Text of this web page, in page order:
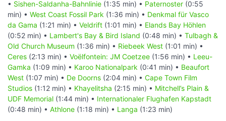
• Sishen-Saldanha-Bahnlinie (1:35 min) • Paternoster (0:55
min) • West Coast Fossil Park (1:36 min) • Denkmal für Vasco
da Gama (1:21 min) • Veldrift (1:01 min) • Elands Bay Höhlen
(0:52 min) • Lambert's Bay & Bird Island (0:48 min) • Tulbagh &
Old Church Museum (1:36 min) • Riebeek West (1:01 min) •
Ceres (2:13 min) • Voëlfontein: JM Coetzee (1:56 min) • Leeu-
Gamka (1:09 min) • Karoo Nationalpark (0:41 min) • Beaufort
West (1:07 min) • De Doorns (2:04 min) • Cape Town Film
Studios (1:12 min) • Khayelitsha (2:15 min) • Mitchell’s Plain &
UDF Memorial (1:44 min) • Internationaler Flughafen Kapstadt
(0:48 min) • Athlone (1:18 min) • Langa (1:23 min)